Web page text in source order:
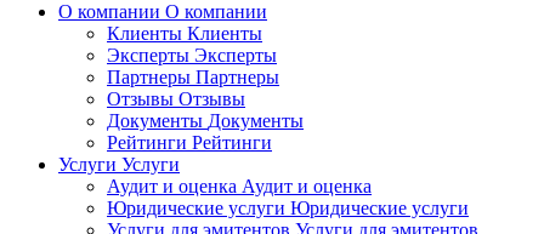
О компании О компании
Клиенты Клиенты
Эксперты Эксперты
Партнеры Партнеры
Отзывы Отзывы
Документы Документы
Рейтинги Рейтинги
Услуги Услуги
Аудит и оценка Аудит и оценка
Юридические услуги Юридические услуги
Услуги для эмитентов Услуги для эмитентов